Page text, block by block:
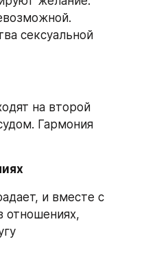
сексуальной
на второй
Гармония
и вместе с
отношениях,